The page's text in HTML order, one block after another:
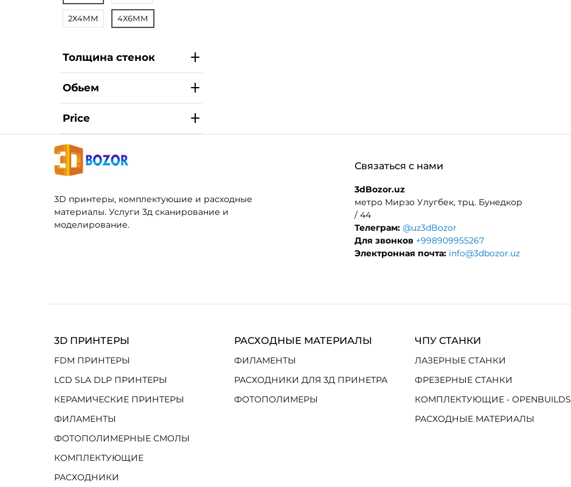
2Х4ММ 4Х6ММ
Толщина стенок
Обьем
Price
3D принтеры, комплектуюшие и расходные
материалы. Услуги 3д сканирование и
моделирование.
Связаться с нами
3dBozor.uz
метро Мирзо Улугбек, трц. Бунедкор
/ 44
Телеграм: @uz3dBozor
Для звонков +998909955267
Электронная почта: info@3dbozor.uz
3D ПРИНТЕРЫ
FDM ПРИНТЕРЫ
LCD SLA DLP ПРИНТЕРЫ
КЕРАМИЧЕСКИЕ ПРИНТЕРЫ
ФИЛАМЕНТЫ
ФОТОПОЛИМЕРНЫЕ СМОЛЫ
КОМПЛЕКТУЮЩИЕ
РАСХОДНИКИ
РАСХОДНЫЕ МАТЕРИАЛЫ
ФИЛАМЕНТЫ
РАСХОДНИКИ ДЛЯ 3Д ПРИНЕТРА
ФОТОПОЛИМЕРЫ
ЧПУ СТАНКИ
ЛАЗЕРНЫЕ СТАНКИ
ФРЕЗЕРНЫЕ СТАНКИ
КОМПЛЕКТУЮЩИЕ - OPENBUILDS
РАСХОДНЫЕ МАТЕРИАЛЫ